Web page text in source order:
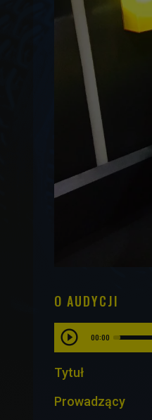
O AUDYCJI
00:00
Tytuł
Prowadzący